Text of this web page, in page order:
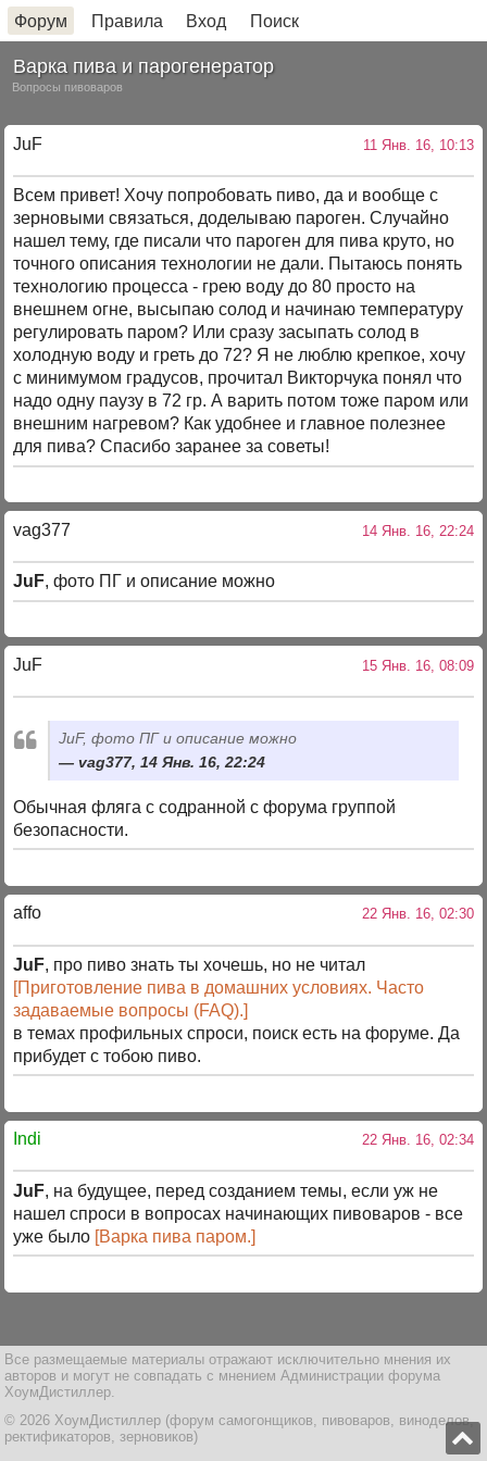
Форум Правила Вход Поиск
Варка пива и парогенератор
Вопросы пивоваров
JuF 11 Янв. 16, 10:13
Всем привет! Хочу попробовать пиво, да и вообще с
зерновыми связаться, доделываю пароген. Случайно
нашел тему, где писали что пароген для пива круто, но
точного описания технологии не дали. Пытаюсь понять
технологию процесса - грею воду до 80 просто на
внешнем огне, высыпаю солод и начинаю температуру
регулировать паром? Или сразу засыпать солод в
холодную воду и греть до 72? Я не люблю крепкое, хочу
с минимумом градусов, прочитал Викторчука понял что
надо одну паузу в 72 гр. А варить потом тоже паром или
внешним нагревом? Как удобнее и главное полезнее
для пива? Спасибо заранее за советы!
vag377 14 Янв. 16, 22:24
JuF, фото ПГ и описание можно
JuF 15 Янв. 16, 08:09
JuF, фото ПГ и описание можно
vag377, 14 Янв. 16, 22:24
Обычная фляга с содранной с форума группой
безопасности.
affo 22 Янв. 16, 02:30
JuF, про пиво знать ты хочешь, но не читал
[Приготовление пива в домашних условиях. Часто
задаваемые вопросы (FAQ).]
в темах профильных спроси, поиск есть на форуме. Да
прибудет с тобою пиво.
Indi 22 Янв. 16, 02:34
JuF, на будущее, перед созданием темы, если уж не
нашел спроси в вопросах начинающих пивоваров - все
уже было [Варка пива паром.]
Все размещаемые материалы отражают исключительно мнения их
авторов и могут не совпадать с мнением Администрации форума
ХоумДистиллер.
© 2026 ХоумДистиллер (форум самогонщиков, пивоваров, виноделов,
ректификаторов, зерновиков)